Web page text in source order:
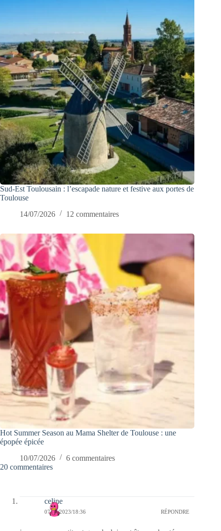
Sud-Est Toulousain : l’escapade nature et festive aux portes de
Toulouse
14/07/2026
12 commentaires
Hot Summer Season au Mama Shelter de Toulouse : une
épopée épicée
10/07/2026
6 commentaires
20 commentaires
celine
07/07/2023/18:36 RÉPONDRE